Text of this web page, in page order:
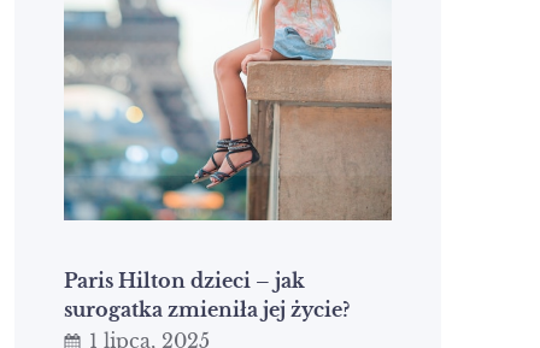
Paris Hilton dzieci – jak
surogatka zmieniła jej życie?
1 lipca, 2025